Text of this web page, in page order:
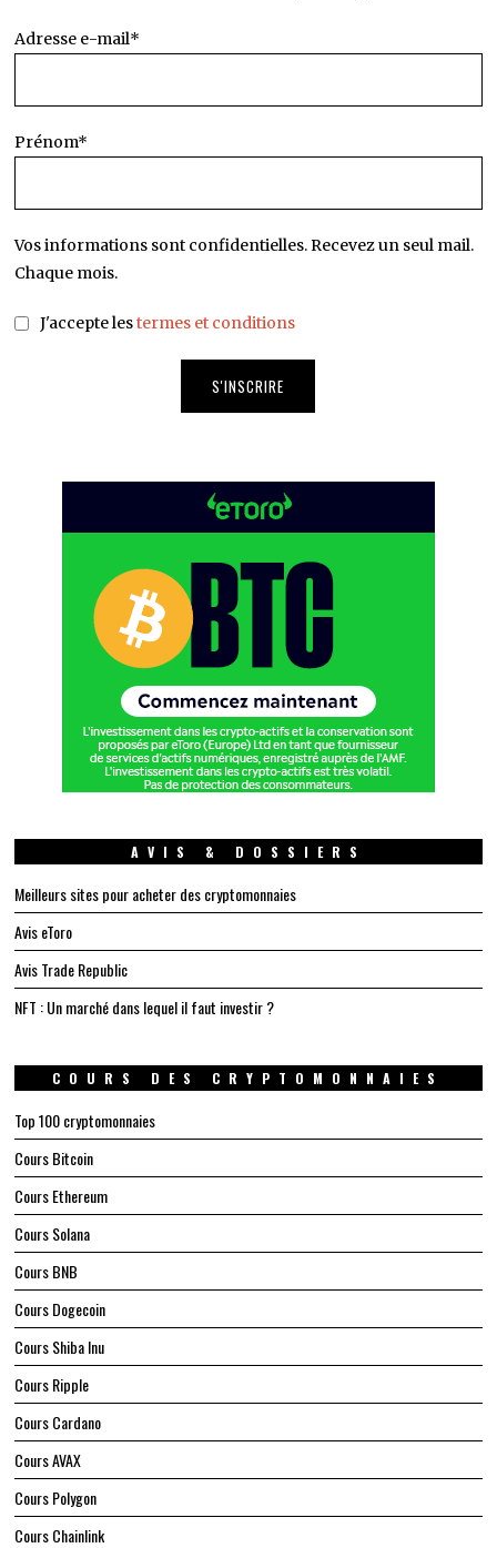
Adresse e-mail*
Prénom*
Vos informations sont confidentielles. Recevez un seul mail.
Chaque mois.
J'accepte lestermes et conditions
AVIS & DOSSIERS
Meilleurs sites pour acheter des cryptomonnaies
Avis eToro
Avis Trade Republic
NFT : Un marché dans lequel il faut investir ?
COURS DES CRYPTOMONNAIES
Top 100 cryptomonnaies
Cours Bitcoin
Cours Ethereum
Cours Solana
Cours BNB
Cours Dogecoin
Cours Shiba Inu
Cours Ripple
Cours Cardano
Cours AVAX
Cours Polygon
Cours Chainlink